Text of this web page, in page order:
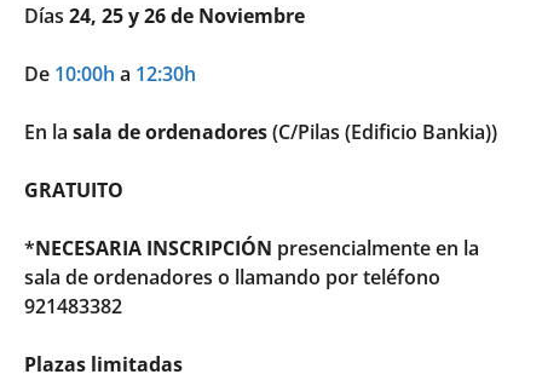
Días 24, 25 y 26 de Noviembre
De 10:00h a 12:30h
En la sala de ordenadores(C/Pilas (Edificio Bankia))
GRATUITO
*NECESARIA INSCRIPCIÓN presencialmente en la
sala de ordenadores o llamando por teléfono
921483382
Plazas limitadas